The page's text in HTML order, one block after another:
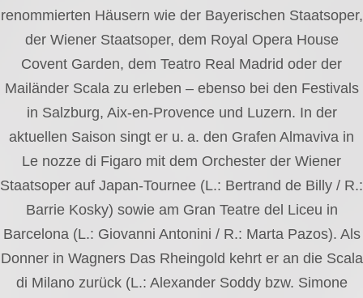
renommierten Häusern wie der Bayerischen Staatsoper,
der Wiener Staatsoper, dem Royal Opera House
Covent Garden, dem Teatro Real Madrid oder der
Mailänder Scala zu erleben – ebenso bei den Festivals
in Salzburg, Aix-en-Provence und Luzern. In der
aktuellen Saison singt er u. a. den Grafen Almaviva in
Le nozze di Figaro mit dem Orchester der Wiener
Staatsoper auf Japan-Tournee (L.: Bertrand de Billy / R.:
Barrie Kosky) sowie am Gran Teatre del Liceu in
Barcelona (L.: Giovanni Antonini / R.: Marta Pazos). Als
Donner in Wagners Das Rheingold kehrt er an die Scala
di Milano zurück (L.: Alexander Soddy bzw. Simone